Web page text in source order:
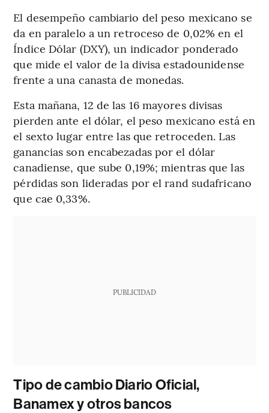
El desempeño cambiario del peso mexicano se
da en paralelo a un retroceso de 0,02% en el
Índice Dólar (DXY), un indicador ponderado
que mide el valor de la divisa estadounidense
frente a una canasta de monedas.
Esta mañana, 12 de las 16 mayores divisas
pierden ante el dólar, el peso mexicano está en
el sexto lugar entre las que retroceden. Las
ganancias son encabezadas por el dólar
canadiense, que sube 0,19%; mientras que las
pérdidas son lideradas por el rand sudafricano
que cae 0,33%.
PUBLICIDAD
Tipo de cambio Diario Oficial,
Banamex y otros bancos